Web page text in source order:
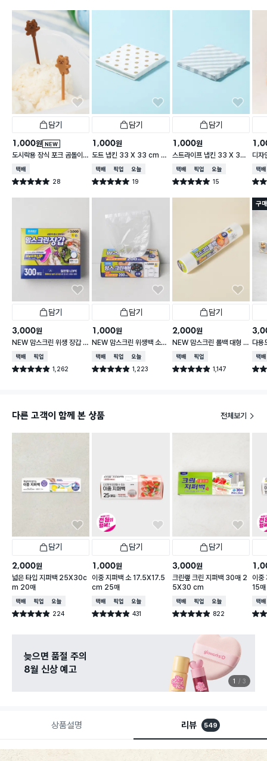
담기
NEW
1,000원
도시락용 장식 포크 곰돌이 1
0개입
택배배송
별점 5.0점 28
건 작성
담기
1,000원
도트 냅킨 33 X 33 cm 1
5매입
택배배송매장픽업오늘배송
별점 5.0점 19
건 작성
담기
1,000원
스트라이프 냅킨 33 X 33
cm 15매입
택배배송매장픽업오늘배송
별점 5.0점 15
건 작성
디자
cm
택배
별점
담기
3,000원
NEW 맘스크린 위생 장갑 3
00매입
택배배송매장픽업
별점 4.9점 1,262
건 작성
담기
1,000원
NEW 맘스크린 위생백 소형
200매입
택배배송매장픽업오늘배송
별점 4.9점 1,223
건 작성
담기
2,000원
NEW 맘스크린 롤백 대형 2
00매입
택배배송매장픽업
별점 4.9점 1,147
건 작성
구
다용
택배
별점
다른 고객이 함께 본 상품 전체보기
담기
2,000원
넓은 타입 지퍼백 25X30c
m 20매
택배배송매장픽업오늘배송
별점 4.9점 224
건 작성
담기
1,000원
이중 지퍼백 소 17.5X17.5
cm 25매
택배배송매장픽업오늘배송
별점 4.9점 431
건 작성
담기
3,000원
크린랲 크린 지퍼백 30매 2
5X30 cm
택배배송매장픽업오늘배송
별점 4.9점 822
건 작성
이
15매
택배
별점
늦으면 품절 주의
8월 신상 예고
1 3
상품설명 리뷰 549